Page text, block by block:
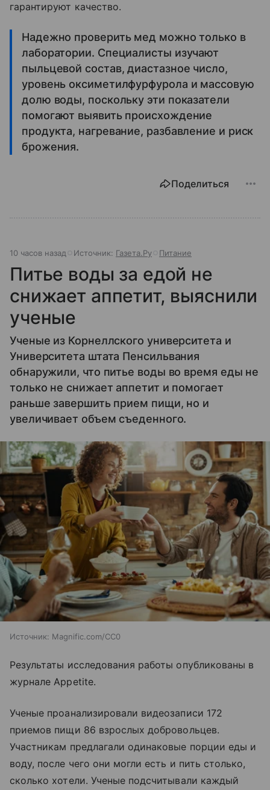
гарантируют качество.
Надежно проверить мед можно только в
лаборатории. Специалисты изучают
пыльцевой состав, диастазное число,
уровень оксиметилфурфурола и массовую
долю воды, поскольку эти показатели
помогают выявить происхождение
продукта, нагревание, разбавление и риск
брожения.
Поделиться
10 часов назад Источник: Газета.Ру Питание
Питье воды за едой не
снижает аппетит, выяснили
ученые
Ученые из Корнеллского университета и
Университета штата Пенсильвания
обнаружили, что питье воды во время еды не
только не снижает аппетит и помогает
раньше завершить прием пищи, но и
увеличивает объем съеденного.
Источник: Magnific.com/CC0
Результаты исследования работы опубликованы в
журнале Appetite.
Ученые проанализировали видеозаписи 172
приемов пищи 86 взрослых добровольцев.
Участникам предлагали одинаковые порции еды и
воду, после чего они могли есть и пить столько,
сколько хотели. Ученые подсчитывали каждый